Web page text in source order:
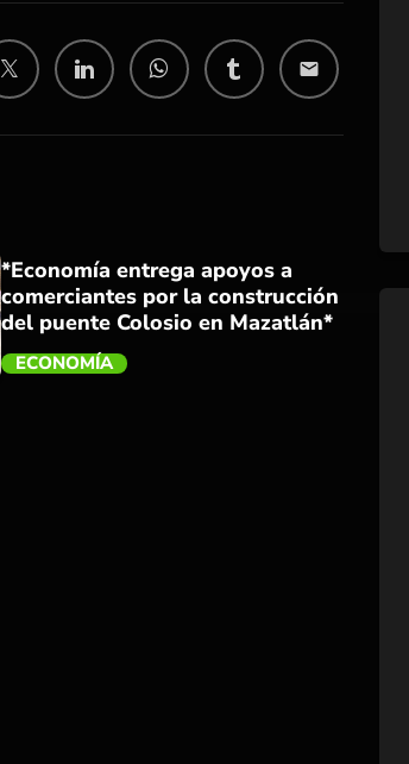
email
*Economía entrega apoyos a
comerciantes por la construcción
del puente Colosio en Mazatlán*
ECONOMÍA